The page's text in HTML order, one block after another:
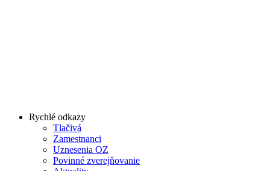
Rychlé odkazy
Tlačivá
Zamestnanci
Uznesenia OZ
Povinné zverejňovanie